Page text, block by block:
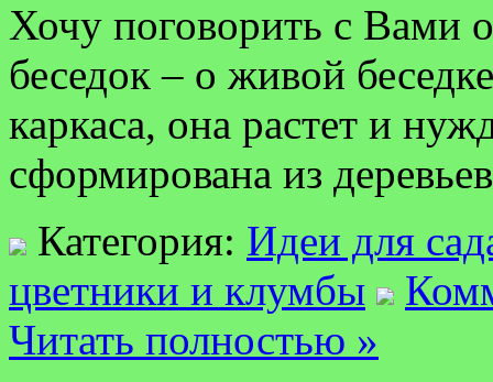
Хочу поговорить с Вами
беседок – о живой
каркаса, она растет и
сформирована из
Категория: Идеи для
цветники и клумбы
Читать полностью »